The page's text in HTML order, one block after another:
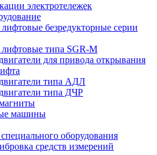
электротележек
безредукторные серии
типа SGR-M
для привода открывания
типа АДЛ
типа ДЧР
машины
оборудования
средств измерений